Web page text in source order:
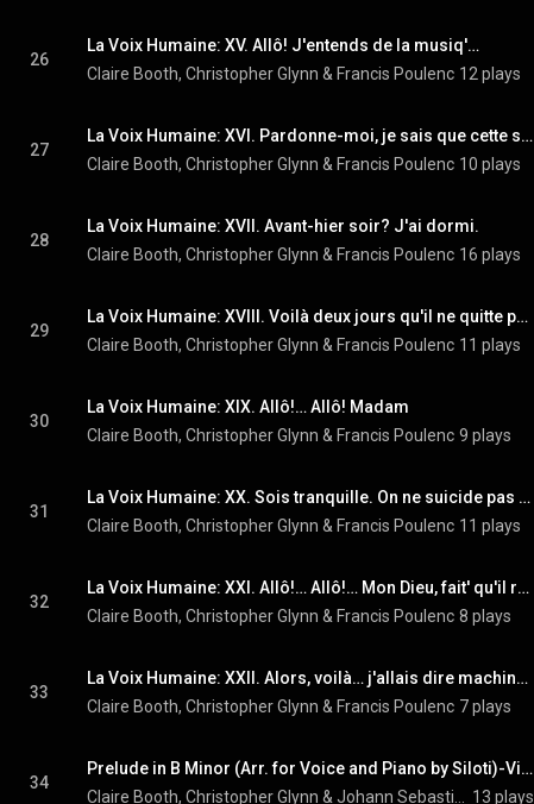
26
La Voix Humaine: XV. Allô! J'entends de la musiq'…
Claire Booth, Christopher Glynn & Francis Poulenc 12 plays
27
La Voix Humaine: XVI. Pardonne-moi, je sais que cette scène est intolérable
Claire Booth, Christopher Glynn & Francis Poulenc 10 plays
28
La Voix Humaine: XVII. Avant-hier soir? J'ai dormi.
Claire Booth, Christopher Glynn & Francis Poulenc 16 plays
29
La Voix Humaine: XVIII. Voilà deux jours qu'il ne quitte pas l'antichambre
Claire Booth, Christopher Glynn & Francis Poulenc 11 plays
30
La Voix Humaine: XIX. Allô!… Allô! Madam
Claire Booth, Christopher Glynn & Francis Poulenc 9 plays
31
La Voix Humaine: XX. Sois tranquille. On ne suicide pas deux fois.
Claire Booth, Christopher Glynn & Francis Poulenc 11 plays
32
La Voix Humaine: XXI. Allô!… Allô!… Mon Dieu, fait' qu'il redemande…
Claire Booth, Christopher Glynn & Francis Poulenc 8 plays
33
La Voix Humaine: XXII. Alors, voilà… j'allais dire machinalement
Claire Booth, Christopher Glynn & Francis Poulenc 7 plays
34
Prelude in B Minor (Arr. for Voice and Piano by Siloti)-Visite (extract: from Discours du grand sommeil)
Claire Booth, Christopher Glynn & 13 plays